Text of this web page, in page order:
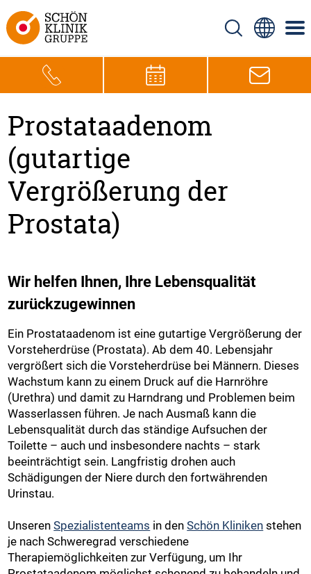
Prostataadenom
(gutartige
Vergrößerung der
Prostata)
Wir helfen Ihnen, Ihre Lebensqualität
zurückzugewinnen
Ein Prostataadenom ist eine gutartige Vergrößerung der
Vorsteherdrüse (Prostata). Ab dem 40. Lebensjahr
vergrößert sich die Vorsteherdrüse bei Männern. Dieses
Wachstum kann zu einem Druck auf die Harnröhre
(Urethra) und damit zu Harndrang und Problemen beim
Wasserlassen führen. Je nach Ausmaß kann die
Lebensqualität durch das ständige Aufsuchen der
Toilette – auch und insbesondere nachts – stark
beeinträchtigt sein. Langfristig drohen auch
Schädigungen der Niere durch den fortwährenden
Urinstau.
UnserenSpezialistenteams in denSchön Kliniken stehen
je nach Schweregrad verschiedene
Therapiemöglichkeiten zur Verfügung, um Ihr